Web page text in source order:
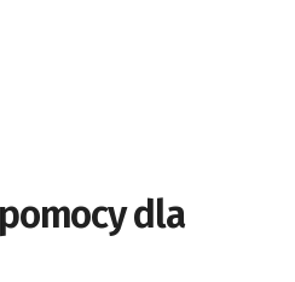
dla